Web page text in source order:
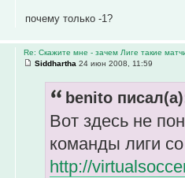
почему только -1?
Re: Скажите мне - зачем Лиге такие
Siddhartha 24 июн 2008, 11:59
benito
Вот здесь не
команды лиги
http://